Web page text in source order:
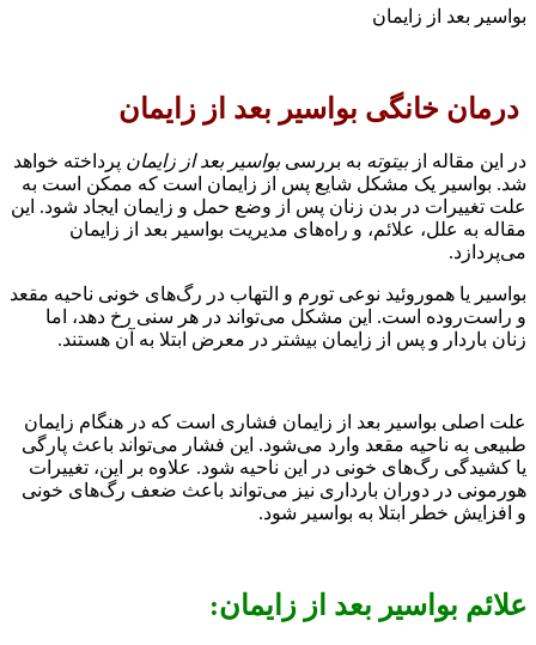
بواسیر بعد از زایمان
درمان خانگی بواسیر بعد از زایمان
در این مقاله ازبیتوته به بررسی بواسیر بعد از زایمان پرداخته خواهد
شد. بواسیر یک مشکل شایع پس از زایمان است که ممکن است به
علت تغییرات در بدن زنان پس از وضع حمل و زایمان ایجاد شود. این
مقاله به علل، علائم، و راه‌های مدیریت بواسیر بعد از زایمان
می‌پردازد.
بواسیر یا هموروئید نوعی تورم و التهاب در رگ‌های خونی ناحیه مقعد
و راست‌روده است. این مشکل می‌تواند در هر سنی رخ دهد، اما
زنان باردار و پس از زایمان بیشتر در معرض ابتلا به آن هستند.
علت اصلی بواسیر بعد از زایمان فشاری است که در هنگام زایمان
طبیعی به ناحیه مقعد وارد می‌شود. این فشار می‌تواند باعث پارگی
یا کشیدگی رگ‌های خونی در این ناحیه شود. علاوه بر این، تغییرات
هورمونی در دوران بارداری نیز می‌تواند باعث ضعف رگ‌های خونی
و افزایش خطر ابتلا به بواسیر شود.
علائم بواسیر بعد از زایمان: